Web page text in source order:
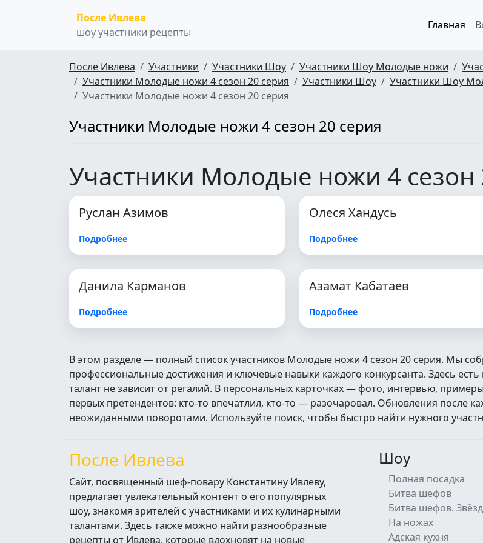
После Ивлева
шоу участники рецепты
Главная
После Ивлева Участники Участники Шоу Участники Шоу Молодые ножи
Участники Молодые ножи 4 сезон 20 серия
Участники Шоу Участники Шоу
Участники Молодые ножи 4 сезон 20 серия
Участники Молодые ножи 4 сезон 20 серия
Участники Молодые ножи 4 сезон
Руслан Азимов
Подробнее
Олеся Хандусь
Подробнее
Данила Карманов
Подробнее
Азамат Кабатаев
Подробнее
В этом разделе — полный список участников Молодые ножи 4 сезон 20 серия. Мы
профессиональные достижения и ключевые навыки каждого конкурсанта. Здесь
талант не зависит от регалий. В персональных карточках — фото, интервью,
первых претендентов: кто‑то впечатлил, кто‑то — разочаровал. Обновления после
неожиданными поворотами. Используйте поиск, чтобы быстро найти нужного
После Ивлева
Сайт, посвященный шеф-повару Константину Ивлеву,
предлагает увлекательный контент о его популярных
шоу, знакомя зрителей с участниками и их кулинарными
талантами. Здесь также можно найти разнообразные
рецепты от Ивлева, которые вдохновят на новые
Шоу
Полная посадка
Битва шефов
Битва шефов.
На ножах
Адская кухня